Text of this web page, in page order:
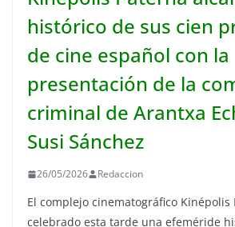
histórico de sus cien
de cine español con la
presentación de la
criminal de Arantxa
Susi Sánchez
26/05/2026 Redaccion
El complejo cinematográfico Kinépolis
celebrado esta tarde una efeméride